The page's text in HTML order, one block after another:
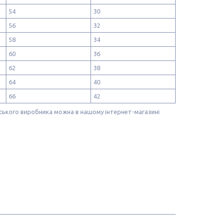
54 30
56 32
58 34
60 36
62 38
64 40
66 42
виробника можна в нашому інтернет-магазині